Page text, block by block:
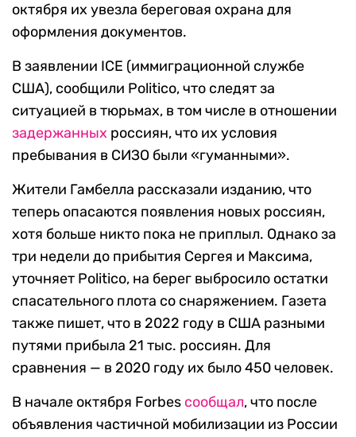
октября их увезла береговая охрана для
оформления документов.
В заявлении ICE (иммиграционной службе
США), сообщили Politico, что следят за
ситуацией в тюрьмах, в том числе в отношении
задержанных россиян, что их условия
пребывания в СИЗО были «гуманными».
Жители Гамбелла рассказали изданию, что
теперь опасаются появления новых россиян,
хотя больше никто пока не приплыл. Однако за
три недели до прибытия Сергея и Максима,
уточняет Politico, на берег выбросило остатки
спасательного плота со снаряжением. Газета
также пишет, что в 2022 году в США разными
путями прибыла 21 тыс. россиян. Для
сравнения — в 2020 году их было 450 человек.
В начале октября Forbes сообщал, что после
объявления частичной мобилизации из России